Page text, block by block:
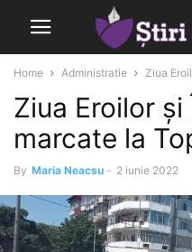
Home Administratie Ziua
Ziua Eroilor și
marcate la
By Maria Neacsu - 2 iunie 2022